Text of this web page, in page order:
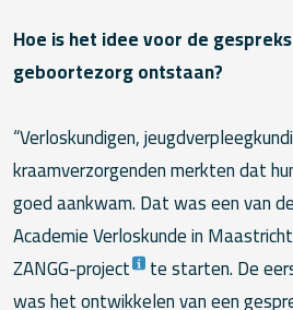
Hoe is het idee voor de
geboortezorg ontstaan?
“Verloskundigen,
kraamverzorgenden merkten dat
goed aankwam. Dat was een van
Academie Verloskunde in
ZANGG-project
te starten. De
was het ontwikkelen van een